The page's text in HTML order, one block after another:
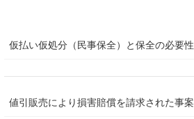
仮払い仮処分（民事保全）と保全の必要性
値引販売により損害賠償を請求された事案